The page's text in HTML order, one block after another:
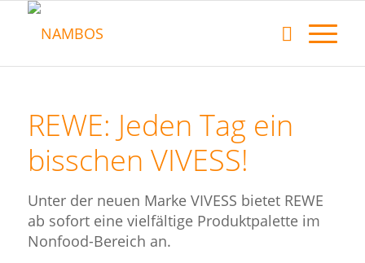
REWE: Jeden Tag ein
bisschen VIVESS!
Unter der neuen Marke VIVESS bietet REWE
ab sofort eine vielfältige Produktpalette im
Nonfood-Bereich an.